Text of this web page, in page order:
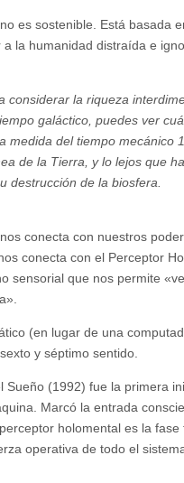
es sostenible. Está basada
a la humanidad distraída e
considerar la riqueza
galáctico, puedes ver
medida del tiempo mecánico
de la Tierra, y lo lejos que
destrucción de la biosfera.
conecta con nuestros
conecta con el Perceptor
sensorial que nos permite
(en lugar de una
y séptimo sentido.
Sueño (1992) fue la primera
Marcó la entrada
holomental es la fase
operativa de todo el